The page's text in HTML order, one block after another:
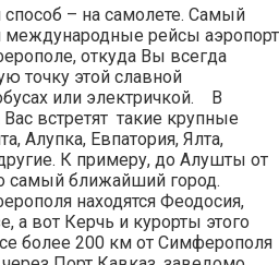
– на самолете. Самый
рейсы аэропорт
откуда Вы всегда
точку этой славной
или электричкой. В
встретят такие крупные
Алупка, Евпатория, Ялта,
К примеру, до Алушты от
самый ближайший город.
находятся Феодосия,
а вот Керчь и курорты этого
более 200 км от Симферополя